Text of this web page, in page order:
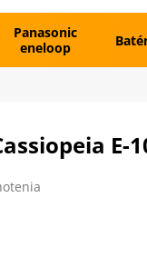
Panasonic
eneloop
E-